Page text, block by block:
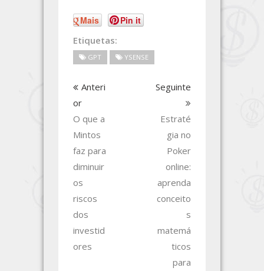
Mais
Pin it
Etiquetas:
GPT YSENSE
Anteri
or
O que a
Mintos
faz para
diminuir
os
riscos
dos
investid
ores
Seguinte
Estraté
gia no
Poker
online:
aprenda
conceito
s
matemá
ticos
para